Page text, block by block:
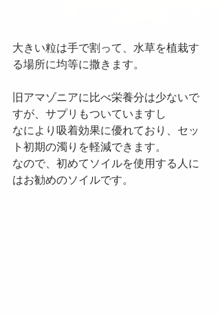
大きい粒は手で割って、水草を植栽す
る場所に均等に撒きます。
旧アマゾニアに比べ栄養分は少ないで
すが、サプリもついていますし
なにより吸着効果に優れており、セッ
ト初期の濁りを軽減できます。
なので、初めてソイルを使用する人に
はお勧めのソイルです。